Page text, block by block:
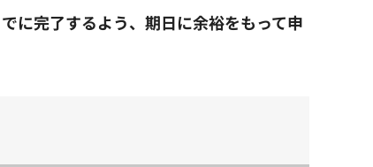
に完了するよう、期日に余裕をもって申